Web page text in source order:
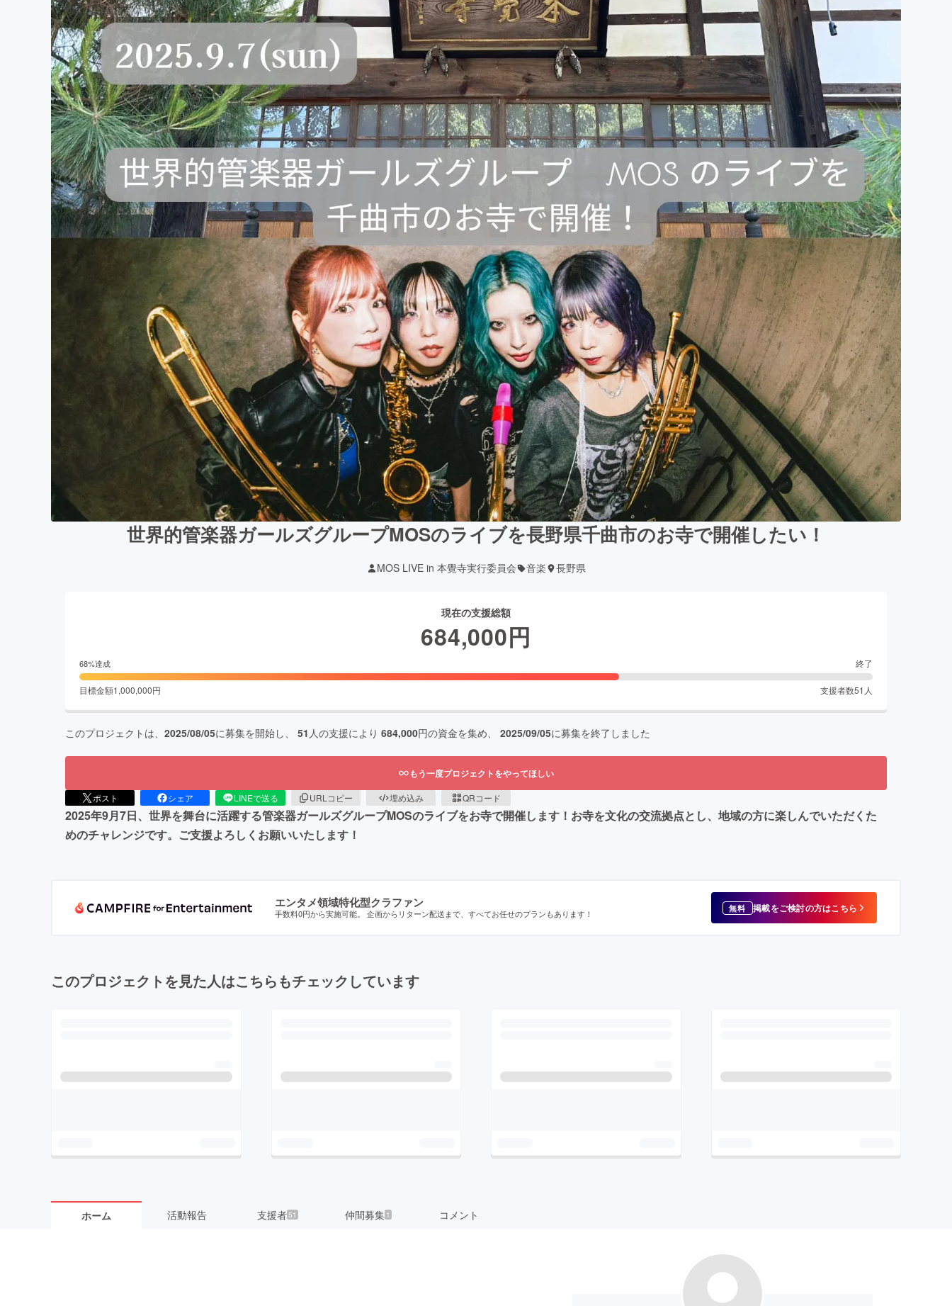
世界的管楽器ガールズグループMOSのライブを長野県千曲市のお寺で開催したい！
MOS LIVE in 本覺寺実行委員会 音楽 長野県
現在の支援総額
684,000円
68%達成 終了
目標金額1,000,000円 支援者数51 人
このプロジェクトは、 2025/08/05に募集を開始し、 51 人の支援により 684,000円の資金を集め、 2025/09/05に募集を終了しました
もう一度プロジェクトをやってほしい
ポスト シェア LINEで送る URLコピー 埋め込み QRコード
2025年9月7日、世界を舞台に活躍する管楽器ガールズグループMOSのライブをお寺で開催します！お寺を文化の交流拠点とし、地域の方に楽しんでいただくた
めのチャレンジです。ご支援よろしくお願いいたします！
エンタメ領域特化型クラファン
手数料0円から実施可能。 企画からリターン配送まで、すべてお任せのプランもあります！ 無料 掲載をご検討の方はこちら
このプロジェクトを見た人はこちらもチェックしています
ホーム 活動報告 支援者51 仲間募集 1 コメント